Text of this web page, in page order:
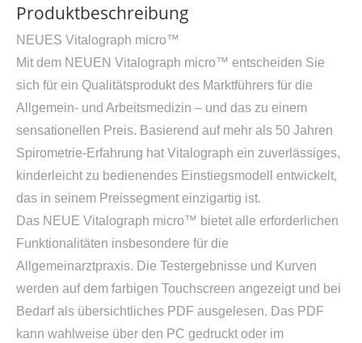
Produktbeschreibung
NEUES Vitalograph micro™
Mit dem NEUEN Vitalograph micro™ entscheiden Sie
sich für ein Qualitätsprodukt des Marktführers für die
Allgemein- und Arbeitsmedizin – und das zu einem
sensationellen Preis. Basierend auf mehr als 50 Jahren
Spirometrie-Erfahrung hat Vitalograph ein zuverlässiges,
kinderleicht zu bedienendes Einstiegsmodell entwickelt,
das in seinem Preissegment einzigartig ist.
Das NEUE Vitalograph micro™ bietet alle erforderlichen
Funktionalitäten insbesondere für die
Allgemeinarztpraxis. Die Testergebnisse und Kurven
werden auf dem farbigen Touchscreen angezeigt und bei
Bedarf als übersichtliches PDF ausgelesen. Das PDF
kann wahlweise über den PC gedruckt oder im